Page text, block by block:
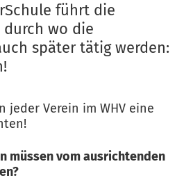
führt die
durch wo die
später tätig werden:
jeder Verein im WHV eine
müssen vom ausrichtenden